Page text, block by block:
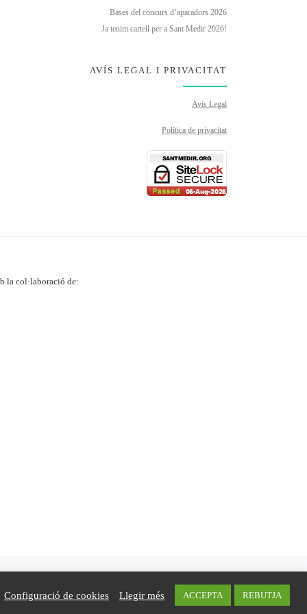
Bases del concurs d’aparadors 2026
Ja tenim cartell per a Sant Medir 2026!
AVÍS LEGAL I PRIVACITAT
Avís Legal
Política de privacitat
la col·laboració de:
Configuració de cookies Llegir més ACCEPTA REBUTJA